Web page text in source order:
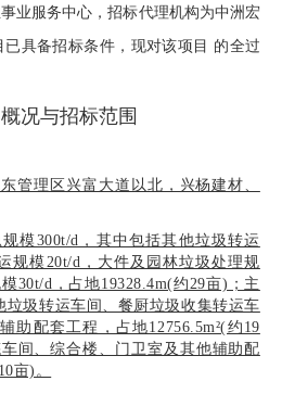
业服务中心，招标代理机构为中洲宏
具备招标条件，现对该项目 的全过
况与招标范围
管理区兴富大道以北，兴杨建材、
模300t/d，其中包括其他垃圾转运
规模20t/d，大件及园林垃圾处理规
30t/d，占地19328.4m(约29亩)；主
垃圾转运车间、餐厨垃圾收集转运车
助配套工程，占地12756.5m²(约19
间、综合楼、门卫室及其他辅助配
亩)。